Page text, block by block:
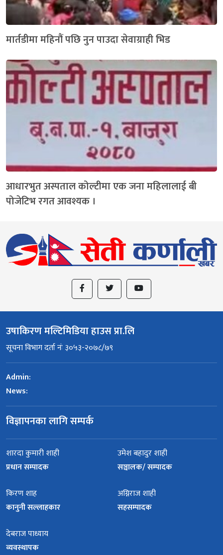
मार्तडीमा महिनौं पछि नुन पाउदा सेवाग्राही भिड
आधारभुत अस्पताल कोल्टीमा एक जना महिलालाई बी
पोजेटिभ रगत आवश्यक ।
उषाकिरण मल्टिमिडिया हाउस प्रा.लि
सूचना विभाग दर्ता नंः ३०५३-२०७८/७९
Admin:
News:
विज्ञापनका लागि सम्पर्क
शारदा कुमारी शाही
प्रधान सम्पादक
उमेश बहादुर शाही
सञ्चालक/ सम्पादक
किरण शाह
कानुनी सल्लाहकार
अग्निराज शाही
सहसम्पादक
देबराज पाध्याय
व्यवस्थापक